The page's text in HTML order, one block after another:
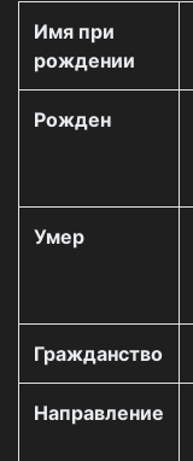
Имя при
рождении
Рожден
Умер
Гражданство
Направление